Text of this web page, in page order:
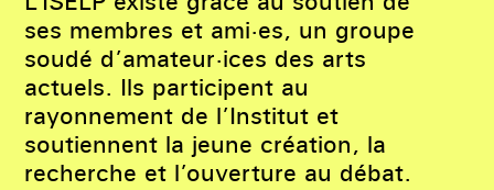
ses membres et ami·es, un groupe
soudé d’amateur·ices des arts
actuels. Ils participent au
rayonnement de l’Institut et
soutiennent la jeune création, la
recherche et l’ouverture au débat.